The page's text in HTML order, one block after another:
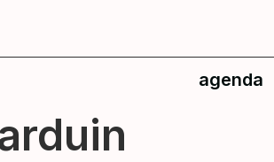
agenda